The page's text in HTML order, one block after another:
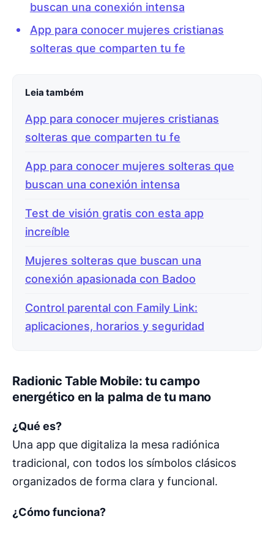
buscan una conexión intensa
App para conocer mujeres cristianas
solteras que comparten tu fe
Leia também
App para conocer mujeres cristianas
solteras que comparten tu fe
App para conocer mujeres solteras que
buscan una conexión intensa
Test de visión gratis con esta app
increíble
Mujeres solteras que buscan una
conexión apasionada con Badoo
Control parental con Family Link:
aplicaciones, horarios y seguridad
Radionic Table Mobile: tu campo
energético en la palma de tu mano
¿Qué es?
Una app que digitaliza la mesa radiónica
tradicional, con todos los símbolos clásicos
organizados de forma clara y funcional.
¿Cómo funciona?